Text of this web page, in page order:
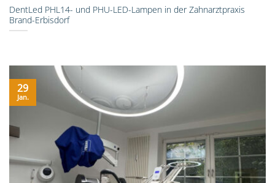
DentLed PHL14- und PHU-LED-Lampen in der Zahnarztpraxis
Brand-Erbisdorf
29
Jan.